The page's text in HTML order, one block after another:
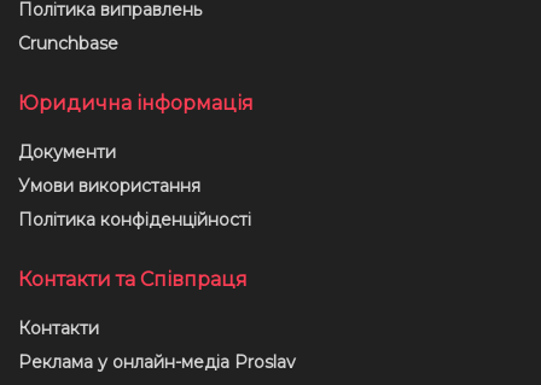
Політика виправлень
Crunchbase
Юридична інформація
Документи
Умови використання
Політика конфіденційності
Контакти та Співпраця
Контакти
Реклама у онлайн-медіа Proslav